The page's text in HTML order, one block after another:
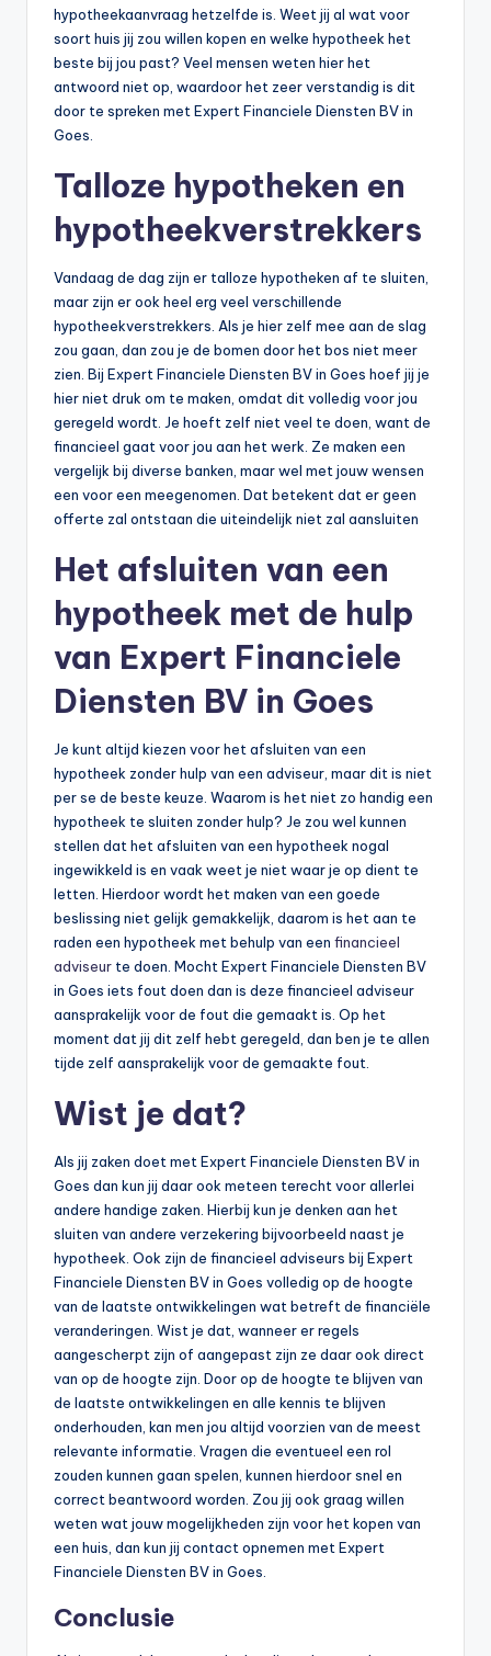
hypotheekaanvraag hetzelfde is. Weet jij al wat voor
soort huis jij zou willen kopen en welke hypotheek het
beste bij jou past? Veel mensen weten hier het
antwoord niet op, waardoor het zeer verstandig is dit
door te spreken met Expert Financiele Diensten BV in
Goes.
Talloze hypotheken en
hypotheekverstrekkers
Vandaag de dag zijn er talloze hypotheken af te sluiten,
maar zijn er ook heel erg veel verschillende
hypotheekverstrekkers. Als je hier zelf mee aan de slag
zou gaan, dan zou je de bomen door het bos niet meer
zien. Bij Expert Financiele Diensten BV in Goes hoef jij je
hier niet druk om te maken, omdat dit volledig voor jou
geregeld wordt. Je hoeft zelf niet veel te doen, want de
financieel gaat voor jou aan het werk. Ze maken een
vergelijk bij diverse banken, maar wel met jouw wensen
een voor een meegenomen. Dat betekent dat er geen
offerte zal ontstaan die uiteindelijk niet zal aansluiten
Het afsluiten van een
hypotheek met de hulp
van Expert Financiele
Diensten BV in Goes
Je kunt altijd kiezen voor het afsluiten van een
hypotheek zonder hulp van een adviseur, maar dit is niet
per se de beste keuze. Waarom is het niet zo handig een
hypotheek te sluiten zonder hulp? Je zou wel kunnen
stellen dat het afsluiten van een hypotheek nogal
ingewikkeld is en vaak weet je niet waar je op dient te
letten. Hierdoor wordt het maken van een goede
beslissing niet gelijk gemakkelijk, daarom is het aan te
raden een hypotheek met behulp van een financieel
adviseur te doen. Mocht Expert Financiele Diensten BV
in Goes iets fout doen dan is deze financieel adviseur
aansprakelijk voor de fout die gemaakt is. Op het
moment dat jij dit zelf hebt geregeld, dan ben je te allen
tijde zelf aansprakelijk voor de gemaakte fout.
Wist je dat?
Als jij zaken doet met Expert Financiele Diensten BV in
Goes dan kun jij daar ook meteen terecht voor allerlei
andere handige zaken. Hierbij kun je denken aan het
sluiten van andere verzekering bijvoorbeeld naast je
hypotheek. Ook zijn de financieel adviseurs bij Expert
Financiele Diensten BV in Goes volledig op de hoogte
van de laatste ontwikkelingen wat betreft de financiële
veranderingen. Wist je dat, wanneer er regels
aangescherpt zijn of aangepast zijn ze daar ook direct
van op de hoogte zijn. Door op de hoogte te blijven van
de laatste ontwikkelingen en alle kennis te blijven
onderhouden, kan men jou altijd voorzien van de meest
relevante informatie. Vragen die eventueel een rol
zouden kunnen gaan spelen, kunnen hierdoor snel en
correct beantwoord worden. Zou jij ook graag willen
weten wat jouw mogelijkheden zijn voor het kopen van
een huis, dan kun jij contact opnemen met Expert
Financiele Diensten BV in Goes.
Conclusie